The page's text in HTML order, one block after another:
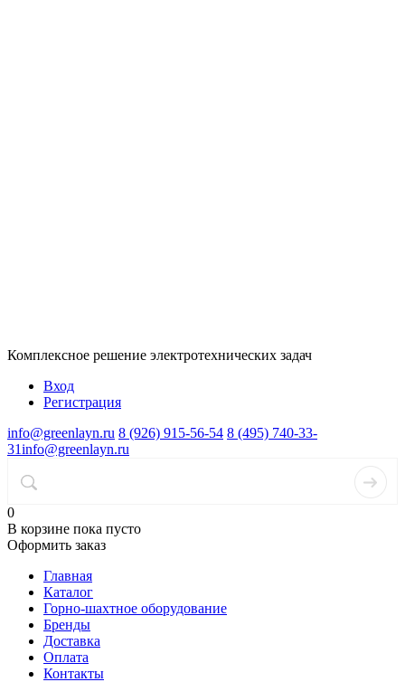
Комплексное решение электротехнических задач
Вход
Регистрация
info@greenlayn.ru 8 (926) 915-56-54 8 (495) 740-33-
31info@greenlayn.ru
0
В корзине пока пусто
Оформить заказ
Главная
Каталог
Горно-шахтное оборудование
Бренды
Доставка
Оплата
Контакты